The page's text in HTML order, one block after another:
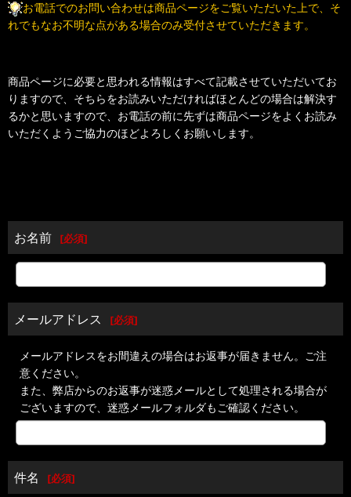
お電話でのお問い合わせは商品ページをご覧いただいた上で、そ
れでもなお不明な点がある場合のみ受付させていただきます。
商品ページに必要と思われる情報はすべて記載させていただいてお
りますので、そちらをお読みいただければほとんどの場合は解決す
るかと思いますので、お電話の前に先ずは商品ページをよくお読み
いただくようご協力のほどよろしくお願いします。
お名前 [必須]
メールアドレス [必須]
メールアドレスをお間違えの場合はお返事が届きません。ご注
意ください。
また、弊店からのお返事が迷惑メールとして処理される場合が
ございますので、迷惑メールフォルダもご確認ください。
件名 [必須]